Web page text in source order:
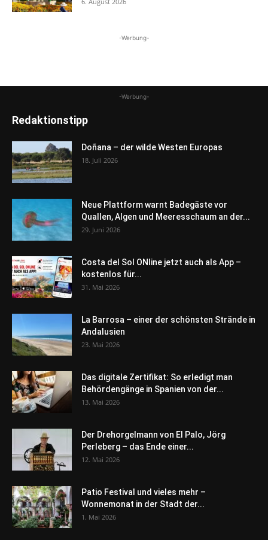
-Werbung-
-Werbung-
Redaktionstipp
Doñana – der wilde Westen Europas
18. Juli 2026
Neue Plattform warnt Badegäste vor
Quallen, Algen und Meeresschaum an der...
29. Juni 2026
Costa del Sol ONline jetzt auch als App –
kostenlos für...
31. Mai 2026
La Barrosa – einer der schönsten Strände in
Andalusien
23. Mai 2026
Das digitale Zertifikat: So erledigt man
Behördengänge in Spanien von der...
13. Mai 2026
Der Drehorgelmann von El Palo, Jörg
Perleberg – das Ende einer...
12. Mai 2026
Patio Festival und vieles mehr –
Wonnemonat in der Stadt der...
1. Mai 2026